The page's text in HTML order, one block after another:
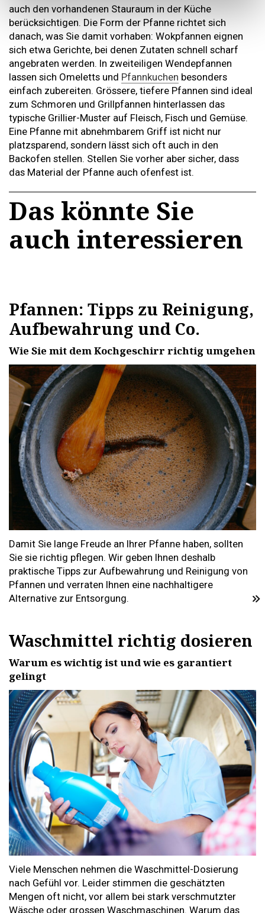
auch den vorhandenen Stauraum in der Küche
berücksichtigen. Die Form der Pfanne richtet sich
danach, was Sie damit vorhaben: Wokpfannen eignen
sich etwa Gerichte, bei denen Zutaten schnell scharf
angebraten werden. In zweiteiligen Wendepfannen
lassen sich Omeletts und Pfannkuchen besonders
einfach zubereiten. Grössere, tiefere Pfannen sind ideal
zum Schmoren und Grillpfannen hinterlassen das
typische Grillier-Muster auf Fleisch, Fisch und Gemüse.
Eine Pfanne mit abnehmbarem Griff ist nicht nur
platzsparend, sondern lässt sich oft auch in den
Backofen stellen. Stellen Sie vorher aber sicher, dass
das Material der Pfanne auch ofenfest ist.
Das könnte Sie
auch interessieren
Pfannen: Tipps zu Reinigung,
Aufbewahrung und Co.
Wie Sie mit dem Kochgeschirr richtig umgehen
Damit Sie lange Freude an Ihrer Pfanne haben, sollten
Sie sie richtig pflegen. Wir geben Ihnen deshalb
praktische Tipps zur Aufbewahrung und Reinigung von
Pfannen und verraten Ihnen eine nachhaltigere
Alternative zur Entsorgung.
Waschmittel richtig dosieren
Warum es wichtig ist und wie es garantiert
gelingt
Viele Menschen nehmen die Waschmittel-Dosierung
nach Gefühl vor. Leider stimmen die geschätzten
Mengen oft nicht, vor allem bei stark verschmutzter
Wäsche oder grossen Waschmaschinen. Warum das